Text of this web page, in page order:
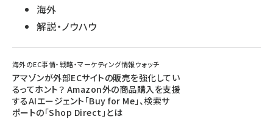
海外
解説・ノウハウ
海外のEC事情・戦略・マーケティング情報ウォッチ
アマゾンが外部ECサイトの販売を強化してい
るってホント？ Amazon外の商品購入を支援
するAIエージェント「Buy for Me」、検索サ
ポートの「Shop Direct」とは